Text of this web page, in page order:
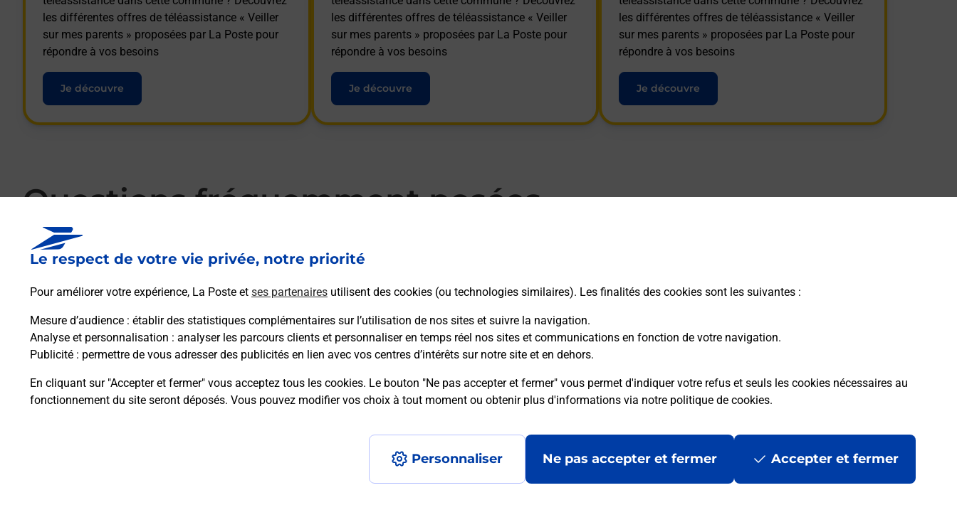
Le respect de votre vie privée, notre priorité
Pour améliorer votre expérience, La Poste et ses partenaires utilisent des cookies (ou technologies similaires). Les finalités des cookies sont les suivantes :
Mesure d’audience : établir des statistiques complémentaires sur l’utilisation de nos sites et suivre la navigation.
Analyse et personnalisation : analyser les parcours clients et personnaliser en temps réel nos sites et communications en fonction de votre navigation.
Publicité : permettre de vous adresser des publicités en lien avec vos centres d’intérêts sur notre site et en dehors.
En cliquant sur "Accepter et fermer" vous acceptez tous les cookies. Le bouton "Ne pas accepter et fermer" vous permet d'indiquer votre refus et seuls les cookies nécessaires au
fonctionnement du site seront déposés. Vous pouvez modifier vos choix à tout moment ou obtenir plus d'informations via notre politique de cookies.
Personnaliser Ne pas accepter et fermer Accepter et fermer
les différentes offres de téléassistance « Veiller
sur mes parents » proposées par La Poste pour
répondre à vos besoins
Je découvre
les différentes offres de téléassistance « Veiller
sur mes parents » proposées par La Poste pour
répondre à vos besoins
Je découvre
les différentes offres de téléassistance « Veiller
sur mes parents » proposées par La Poste pour
répondre à vos besoins
Je découvre
Questions fréquemment posées
La téléassistance classique avec médaillon d’alarme qu’est ce que c’est ?
Comment fonctionne la téléassistance classique ?
Comment est installée la téléassistance classique ?
Accessibilité : partiellement conforme Mentions légales Données personnelles et cookies